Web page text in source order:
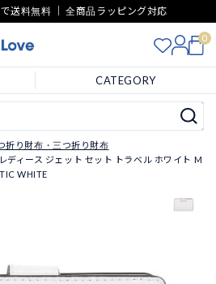
送料無料 ｜ 全商品ラッピング対応
0
CATEGORY
折り財布・三つ折り財布
ディース ジェット セット トラベル ホワイト M
WHITE